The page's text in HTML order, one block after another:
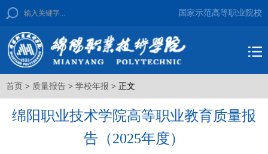
国家示范高等职业院校
首页 > 质量报告 > 学校年报 > 正文
绵阳职业技术学院高等职业教育质量报
告（2025年度）